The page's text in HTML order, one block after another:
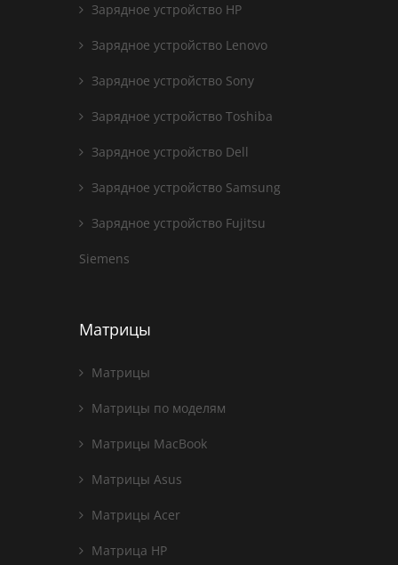
Зарядное устройство HP
Зарядное устройство Lenovo
Зарядное устройство Sony
Зарядное устройство Toshiba
Зарядное устройство Dell
Зарядное устройство Samsung
Зарядное устройство Fujitsu
Siemens
Матрицы
Матрицы
Матрицы по моделям
Матрицы MacBook
Матрицы Asus
Матрицы Acer
Матрица HP